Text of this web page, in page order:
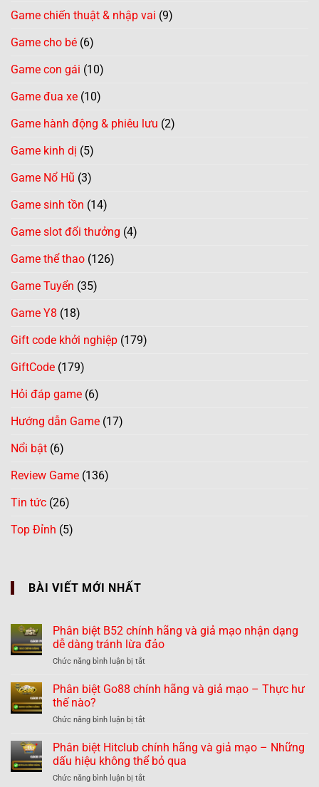
Game chiến thuật & nhập vai (9)
Game cho bé (6)
Game con gái (10)
Game đua xe (10)
Game hành động & phiêu lưu (2)
Game kinh dị (5)
Game Nổ Hũ (3)
Game sinh tồn (14)
Game slot đổi thưởng (4)
Game thể thao (126)
Game Tuyển (35)
Game Y8 (18)
Gift code khởi nghiệp (179)
GiftCode (179)
Hỏi đáp game (6)
Hướng dẫn Game (17)
Nổi bật (6)
Review Game (136)
Tin tức (26)
Top Đỉnh (5)
BÀI VIẾT MỚI NHẤT
Phân biệt B52 chính hãng và giả mạo nhận dạng
dễ dàng tránh lừa đảo
Chức năng bình luận bị tắt
biệt
hãng
giả
mạo
dạng
Phân biệt Go88 chính hãng và giả mạo – Thực hư
thế nào?
Chức năng bình luận bị tắt
biệt
Go88
chính
hãng
Phân biệt Hitclub chính hãng và giả mạo – Những
dấu hiệu không thể bỏ qua
Chức năng bình luận bị tắt